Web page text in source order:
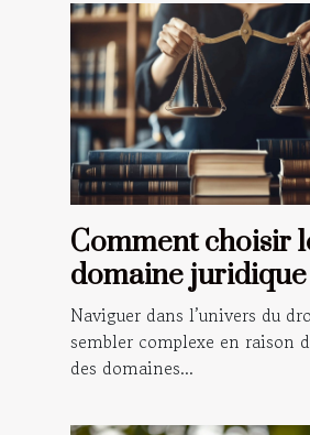
Comment choisir
domaine
votre situation ?
Naviguer dans l’univers du
sembler complexe en raison
des domaines...